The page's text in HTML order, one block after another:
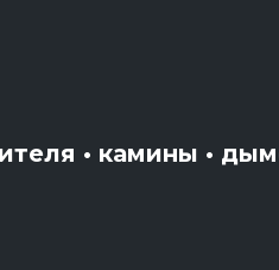
• камины •